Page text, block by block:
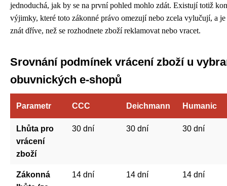
jednoduchá, jak by se na první pohled mohlo zdát. Existují totiž
výjimky, které toto zákonné právo omezují nebo zcela vylučují, a
znát dříve, než se rozhodnete zboží reklamovat nebo vracet.
Srovnání podmínek vrácení zboží u
obuvnických e-shopů
Parametr CCC Deichmann Humanic
Lhůta pro
vrácení
zboží
30 dní 30 dní 30 dní
Zákonná
14 dní 14 dní 14 dní